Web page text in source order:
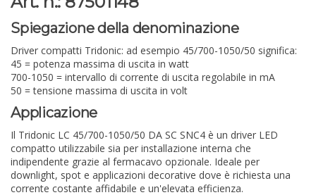
Spiegazione della denominazione
Driver compatti Tridonic: ad esempio 45/700-1050/50 significa:
45 = potenza massima di uscita in watt
700-1050 = intervallo di corrente di uscita regolabile in mA
50 = tensione massima di uscita in volt
Applicazione
Il Tridonic LC 45/700-1050/50 DA SC SNC4 è un driver LED
compatto utilizzabile sia per installazione interna che
indipendente grazie al fermacavo opzionale. Ideale per
downlight, spot e applicazioni decorative dove è richiesta una
corrente costante affidabile e un'elevata efficienza.